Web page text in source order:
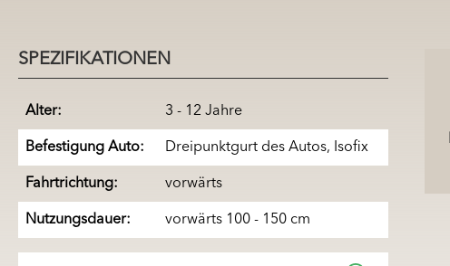
SPEZIFIKATIONEN
Alter: 3 - 12 Jahre
Befestigung Auto: Dreipunktgurt des Autos, Isofix
Fahrtrichtung: vorwärts
Nutzungsdauer: vorwärts 100 - 150 cm